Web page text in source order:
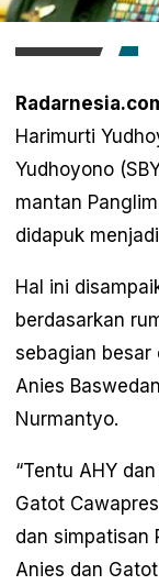
Harimurti
Yudhoyono
mantan
didapuk
Hal ini
berdasarkan
sebagian besar
Anies
Nurmantyo.
“Tentu AHY
Gatot
dan simpatisan
Anies dan